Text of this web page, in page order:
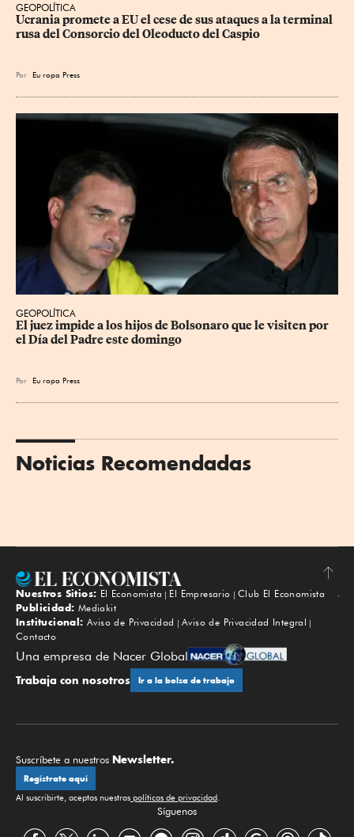
GEOPOLÍTICA
Ucrania promete a EU el cese de sus ataques a la terminal
rusa del Consorcio del Oleoducto del Caspio
Por Eu ropa Press
GEOPOLÍTICA
El juez impide a los hijos de Bolsonaro que le visiten por
el Día del Padre este domingo
Por Eu ropa Press
Noticias Recomendadas
Subir
Nuestros Sitios: El Economista El Empresario
Club El Economista
Publicidad: Mediakit
Institucional: Aviso de Privacidad
Aviso de Privacidad Integral
Contacto
Una empresa de Nacer Global
Trabaja con nosotros Ir a la bolsa de trabajo
Suscríbete a nuestros Newsletter.
Regístrate aquí
Al suscribirte, aceptas nuestras políticas de privacidad.
Síguenos